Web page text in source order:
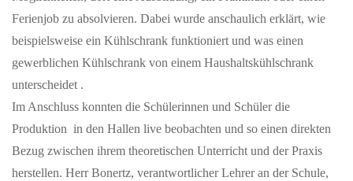
Ferienjob zu absolvieren. Dabei wurde anschaulich erklärt, wie
beispielsweise ein Kühlschrank funktioniert und was einen
gewerblichen Kühlschrank von einem Haushaltskühlschrank
unterscheidet .
Im Anschluss konnten die Schülerinnen und Schüler die
Produktion in den Hallen live beobachten und so einen direkten
Bezug zwischen ihrem theoretischen Unterricht und der Praxis
herstellen. Herr Bonertz, verantwortlicher Lehrer an der Schule,